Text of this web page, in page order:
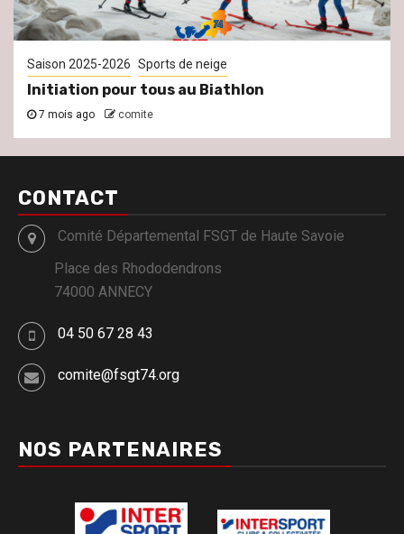
Saison 2025-2026 Sports de neige
Initiation pour tous au Biathlon
7 mois ago comite
CONTACT
Comité Départemental FSGT de Haute Savoie
Place des Rhododendrons
74000 ANNECY
04 50 67 28 43
comite@fsgt74.org
NOS PARTENAIRES